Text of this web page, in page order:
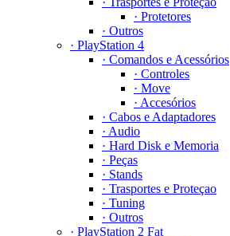
· Protetores
· Outros
· PlayStation 4
· Comandos e Acessórios
· Controles
· Move
· Accesórios
· Cabos e Adaptadores
· Audio
· Hard Disk e Memoria
· Peças
· Stands
· Trasportes e Proteçao
· Tuning
· Outros
· PlayStation 2 Fat